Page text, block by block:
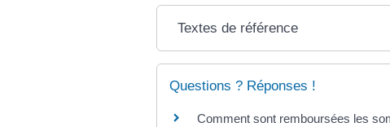
Textes de référence
Questions ? Réponses !
Comment sont remboursées les